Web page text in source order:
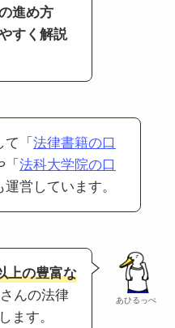
進め方
すく解説
「 法律書籍の口
「 法科大学院の口
運営しています。
あひるっぺ
上の豊富な
んの法律
ます。